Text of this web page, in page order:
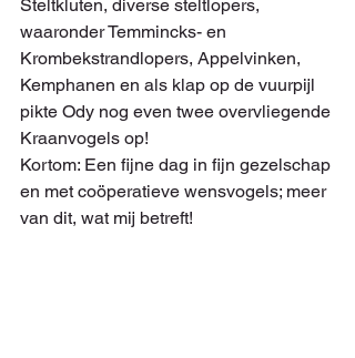
Steltkluten, diverse steltlopers,
waaronder Temmincks- en
Krombekstrandlopers, Appelvinken,
Kemphanen en als klap op de vuurpijl
pikte Ody nog even twee overvliegende
Kraanvogels op!
Kortom: Een fijne dag in fijn gezelschap
en met coöperatieve wensvogels; meer
van dit, wat mij betreft!